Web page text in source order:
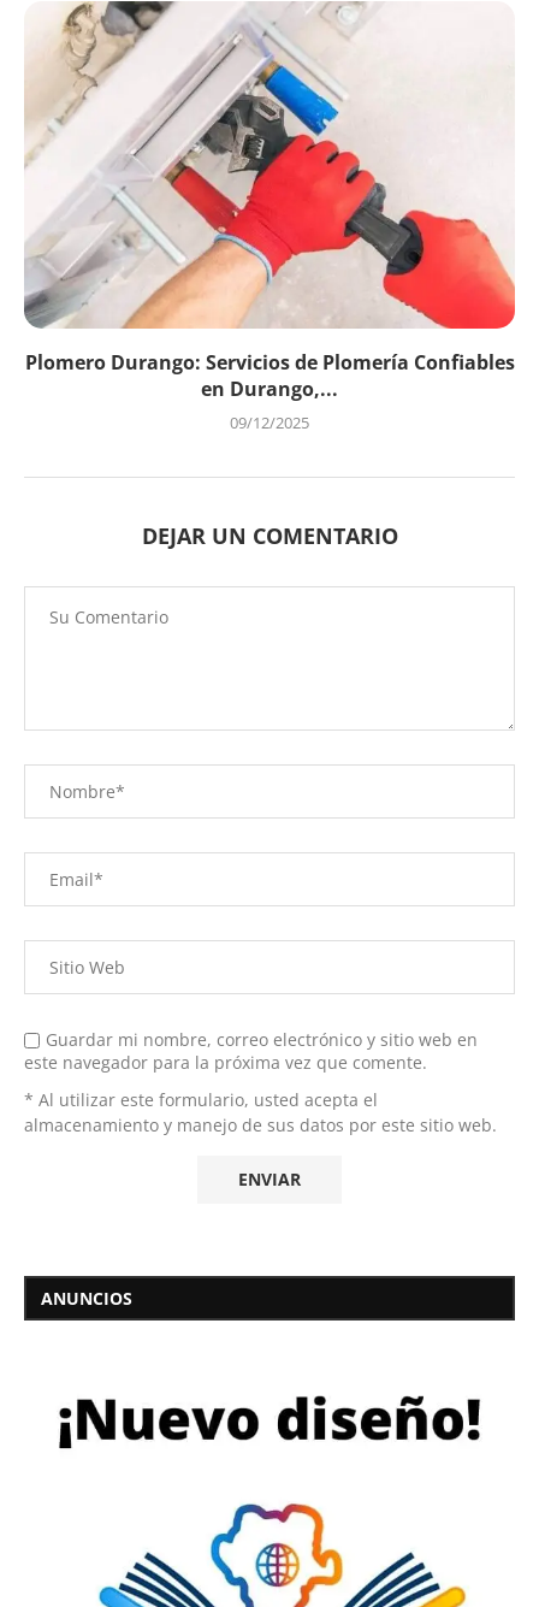
Plomero Durango: Servicios de Plomería Confiables
en Durango,...
09/12/2025
DEJAR UN COMENTARIO
Guardar mi nombre, correo electrónico y sitio web en
este navegador para la próxima vez que comente.
* Al utilizar este formulario, usted acepta el
almacenamiento y manejo de sus datos por este sitio web.
ANUNCIOS